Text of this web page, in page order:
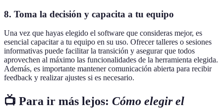
8. Toma la decisión y capacita a tu equipo
Una vez que hayas elegido el software que consideras mejor, es
esencial capacitar a tu equipo en su uso. Ofrecer talleres o sesiones
informativas puede facilitar la transición y asegurar que todos
aprovechen al máximo las funcionalidades de la herramienta elegida.
Además, es importante mantener comunicación abierta para recibir
feedback y realizar ajustes si es necesario.
📺 Para ir más lejos: Cómo elegir el